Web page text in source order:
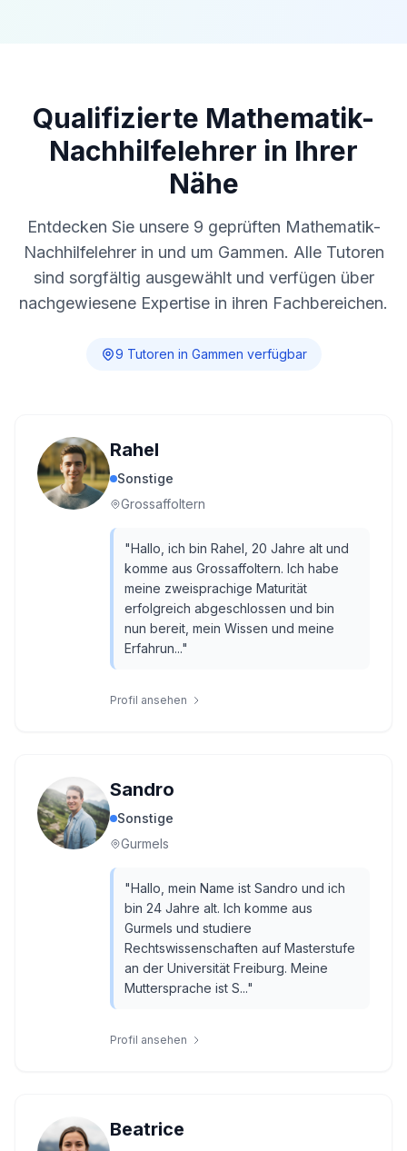
Qualifizierte Mathematik-
Nachhilfelehrer in Ihrer
Nähe
Entdecken Sie unsere 9 geprüften Mathematik-
Nachhilfelehrer in und um Gammen. Alle Tutoren
sind sorgfältig ausgewählt und verfügen über
nachgewiesene Expertise in ihren Fachbereichen.
9 Tutoren in Gammen verfügbar
Rahel
Sonstige
Grossaffoltern
"Hallo, ich bin Rahel, 20 Jahre alt und
komme aus Grossaffoltern. Ich habe
meine zweisprachige Maturität
erfolgreich abgeschlossen und bin
nun bereit, mein Wissen und meine
Erfahrun..."
Profil ansehen
Sandro
Sonstige
Gurmels
"Hallo, mein Name ist Sandro und ich
bin 24 Jahre alt. Ich komme aus
Gurmels und studiere
Rechtswissenschaften auf Masterstufe
an der Universität Freiburg. Meine
Muttersprache ist S..."
Profil ansehen
Beatrice